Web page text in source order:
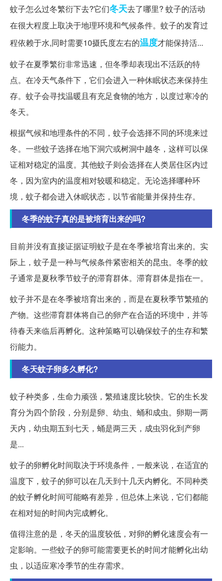
蚊子怎么过冬繁衍下去?它们冬天去了哪里? 蚊子的活动
在很大程度上取决于地理环境和气候条件。蚊子的发育过
程依赖于水,同时需要10摄氏度左右的温度才能保持活...
蚊子在夏季繁衍非常迅速，但冬季却表现出不活跃的特
点。在冷天气条件下，它们会进入一种休眠状态来保持生
存。蚊子会寻找温暖且有充足食物的地方，以度过寒冷的
冬天。
根据气候和地理条件的不同，蚊子会选择不同的环境来过
冬。一些蚊子选择在地下洞穴或树洞中越冬，这样可以保
证相对稳定的温度。其他蚊子则会选择在人类居住区内过
冬，因为室内的温度相对较暖和稳定。无论选择哪种环
境，蚊子都会进入休眠状态，以节省能量并保持生存。
冬季的蚊子真的是被培育出来的吗?
目前并没有直接证据证明蚊子是在冬季被培育出来的。实
际上，蚊子是一种与气候条件紧密相关的昆虫。冬季的蚊
子通常是夏秋季节蚊子的滞育群体。滞育群体是指在一。
蚊子并不是在冬季被培育出来的，而是在夏秋季节繁殖的
产物。这些滞育群体将自己的卵产在合适的环境中，并等
待春天来临后再孵化。这种策略可以确保蚊子的生存和繁
衍能力。
冬天蚊子卵多久孵化?
蚊子种类多，生命力顽强，繁殖速度比较快。它的生长发
育分为四个阶段，分别是卵、幼虫、蛹和成虫。卵期一两
天内，幼虫期五到七天，蛹是两三天，成虫羽化到产卵
是...
蚊子的卵孵化时间取决于环境条件，一般来说，在适宜的
温度下，蚊子的卵可以在几天到十几天内孵化。不同种类
的蚊子孵化时间可能略有差异，但总体上来说，它们都能
在相对短的时间内完成孵化。
值得注意的是，冬天的温度较低，对卵的孵化速度会有一
定影响。一些蚊子的卵可能需要更长的时间才能孵化出幼
虫，以适应寒冷季节的生存需求。